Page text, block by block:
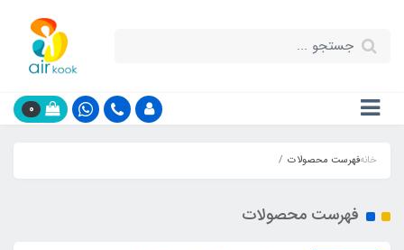
0
خانهفهرست محصولات
فهرست محصولات